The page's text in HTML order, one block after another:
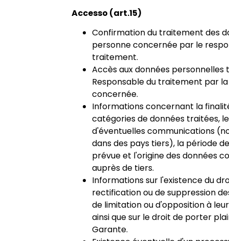
Accesso (art.15)
Confirmation du traitement des
personne concernée par le
traitement.
Accès aux données personnelles
Responsable du traitement par
concernée.
Informations concernant la
catégories de données traitées,
d'éventuelles communications
dans des pays tiers), la période
prévue et l'origine des données
auprès de tiers.
Informations sur l'existence du
rectification ou de suppression
de limitation ou d'opposition à
ainsi que sur le droit de porter
Garante.